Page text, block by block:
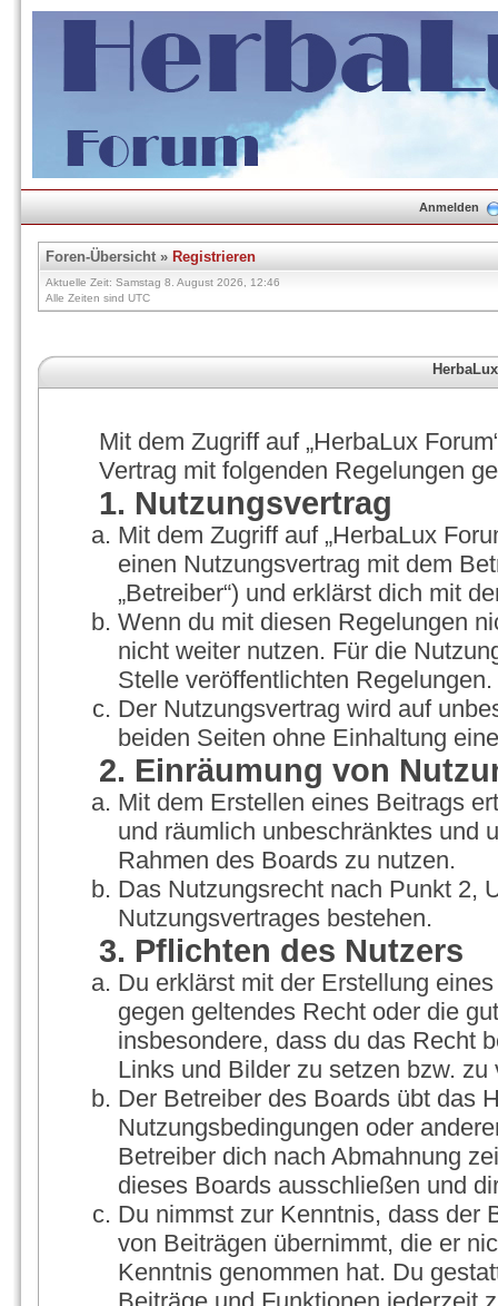
Anmelden
Foren-Übersicht» Registrieren
Aktuelle Zeit: Samstag 8. August 2026, 12:46
Alle Zeiten sind UTC
Mit dem Zugriff auf „HerbaLux
Vertrag mit folgenden Regelungen
1. Nutzungsvertrag
Mit dem Zugriff auf „HerbaLux
einen Nutzungsvertrag mit dem
„Betreiber“) und erklärst dich mit
Wenn du mit diesen Regelungen
nicht weiter nutzen. Für die
Stelle veröffentlichten Regelungen.
Der Nutzungsvertrag wird auf
beiden Seiten ohne Einhaltung
2. Einräumung von
Mit dem Erstellen eines Beitrags
und räumlich unbeschränktes und
Rahmen des Boards zu nutzen.
Das Nutzungsrecht nach Punkt 2,
Nutzungsvertrages bestehen.
3. Pflichten des Nutzers
Du erklärst mit der Erstellung
gegen geltendes Recht oder die
insbesondere, dass du das Recht
Links und Bilder zu setzen bzw. zu
Der Betreiber des Boards übt das
Nutzungsbedingungen oder
Betreiber dich nach Abmahnung
dieses Boards ausschließen und
Du nimmst zur Kenntnis, dass der
von Beiträgen übernimmt, die er
Kenntnis genommen hat. Du